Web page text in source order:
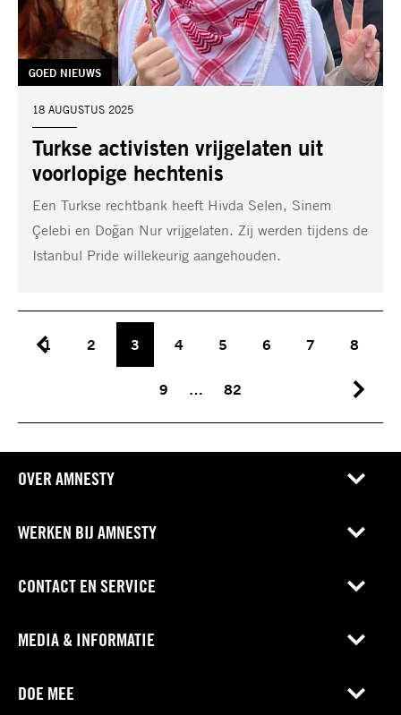
Turkse activisten vrijgelaten uit
voorlopige hechtenis
TAG:
GOED NIEUWS
DATUM:
18 AUGUSTUS 2025
Een Turkse rechtbank heeft Hivda Selen, Sinem
Çelebi en Doğan Nur vrijgelaten. Zij werden tijdens de
Istanbul Pride willekeurig aangehouden.
1 2 3 4 5 6 7 8
9 … 82
OVER AMNESTY
WERKEN BIJ AMNESTY
CONTACT EN SERVICE
MEDIA & INFORMATIE
DOE MEE